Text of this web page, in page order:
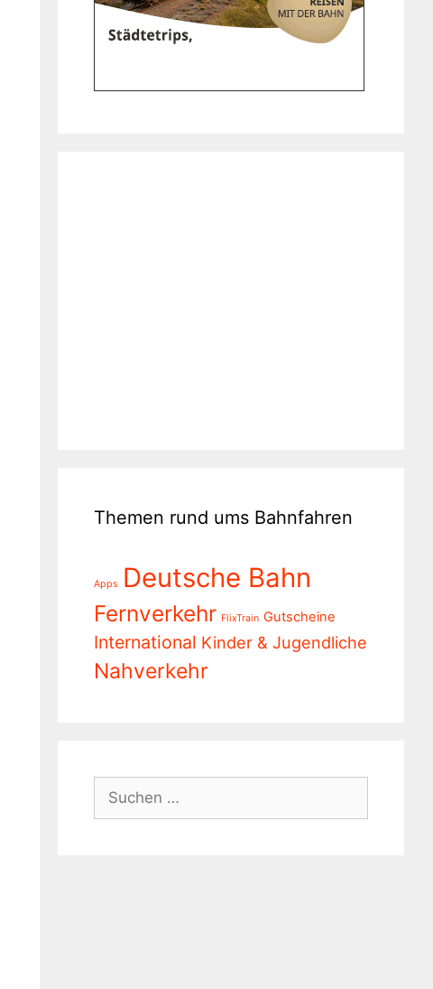
Themen rund ums Bahnfahren
Apps Deutsche Bahn
Fernverkehr FlixTrain Gutscheine
International Kinder & Jugendliche
Nahverkehr
nach: